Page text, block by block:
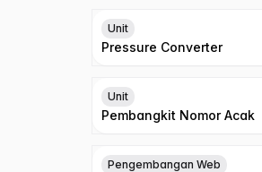
Unit
Pressure Converter
Unit
Pembangkit Nomor Acak
Pengembangan Web